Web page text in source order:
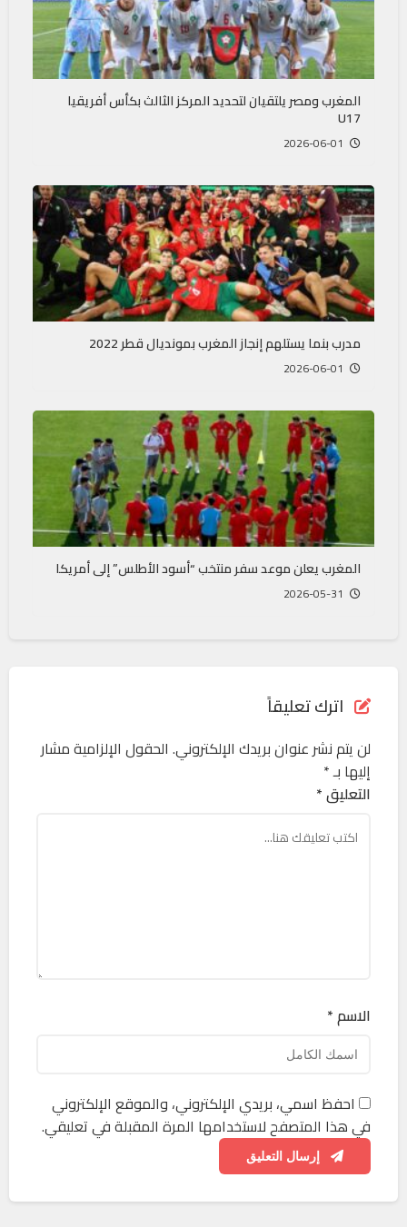
المغرب ومصر يلتقيان لتحديد المركز الثالث بكأس أفريقيا
U17
مدرب بنما يستلهم إنجاز المغرب بمونديال قطر 2022
المغرب يعلن موعد سفر منتخب “أسود الأطلس” إلى أمريكا
اترك تعليقاً
لن يتم نشر عنوان بريدك الإلكتروني. الحقول الإلزامية مشار
إليها بـ*
التعليق *
الاسم *
احفظ اسمي، بريدي الإلكتروني، والموقع الإلكتروني
في هذا المتصفح لاستخدامها المرة المقبلة في تعليقي.